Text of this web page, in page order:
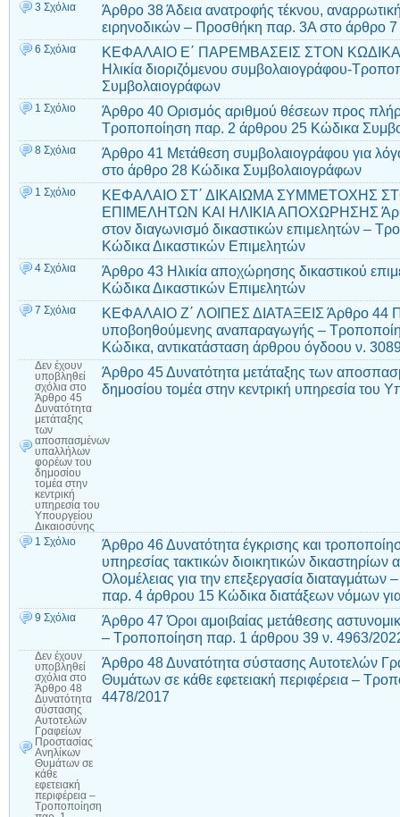
3 Σχόλια
Άρθρο 38 Άδεια ανατροφής τέκνου,
ειρηνοδικών – Προσθήκη παρ. 3Α στο άρθρο
6 Σχόλια
ΚΕΦΑΛΑΙΟ Ε΄ ΠΑΡΕΜΒΑΣΕΙΣ ΣΤΟΝ
Ηλικία διοριζόμενου συμβολαιογράφου-
Συμβολαιογράφων
1 Σχόλιο
Άρθρο 40 Ορισμός αριθμού θέσεων προς
Τροποποίηση παρ. 2 άρθρου 25 Κώδικα
8 Σχόλια
Άρθρο 41 Μετάθεση συμβολαιογράφου για
στο άρθρο 28 Κώδικα Συμβολαιογράφων
1 Σχόλιο
ΚΕΦΑΛΑΙΟ ΣΤ΄ ΔΙΚΑΙΩΜΑ ΣΥΜΜΕΤΟΧΗΣ
ΕΠΙΜΕΛΗΤΩΝ ΚΑΙ ΗΛΙΚΙΑ ΑΠΟΧΩΡΗΣΗΣ
στον διαγωνισμό δικαστικών επιμελητών –
Κώδικα Δικαστικών Επιμελητών
4 Σχόλια
Άρθρο 43 Ηλικία αποχώρησης δικαστικού
Κώδικα Δικαστικών Επιμελητών
7 Σχόλια
ΚΕΦΑΛΑΙΟ Ζ΄ ΛΟΙΠΕΣ ΔΙΑΤΑΞΕΙΣ Άρθρο 44
υποβοηθούμενης αναπαραγωγής –
Κώδικα, αντικατάσταση άρθρου όγδοου ν.
Δεν έχουν
υποβληθεί
σχόλια στο
Άρθρο 45
Δυνατότητα
μετάταξης
των
αποσπασμένων
υπαλλήλων
φορέων του
δημοσίου
τομέα στην
κεντρική
υπηρεσία του
Υπουργείου
Δικαιοσύνης
Άρθρο 45 Δυνατότητα μετάταξης των
δημοσίου τομέα στην κεντρική υπηρεσία του
1 Σχόλιο
Άρθρο 46 Δυνατότητα έγκρισης και
υπηρεσίας τακτικών διοικητικών δικαστηρίων
Ολομέλειας για την επεξεργασία
παρ. 4 άρθρου 15 Κώδικα διατάξεων νόμων
9 Σχόλια
Άρθρο 47 Όροι αμοιβαίας μετάθεσης
– Τροποποίηση παρ. 1 άρθρου 39 ν. 4963/
Δεν έχουν
υποβληθεί
σχόλια στο
Άρθρο 48
Δυνατότητα
σύστασης
Αυτοτελών
Γραφείων
Προστασίας
Ανηλίκων
Θυμάτων σε
κάθε
εφετειακή
περιφέρεια –
Τροποποίηση
Άρθρο 48 Δυνατότητα σύστασης Αυτοτελών
Θυμάτων σε κάθε εφετειακή περιφέρεια –
4478/2017